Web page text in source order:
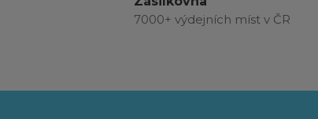
7000+ výdejních míst v ČR